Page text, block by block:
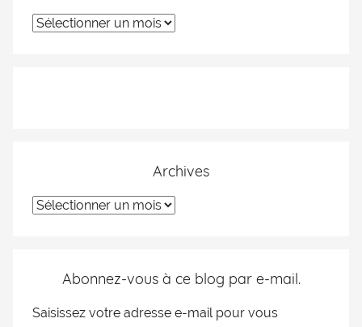
Archives
Abonnez-vous à ce blog par e-mail.
Saisissez votre adresse e-mail pour vous